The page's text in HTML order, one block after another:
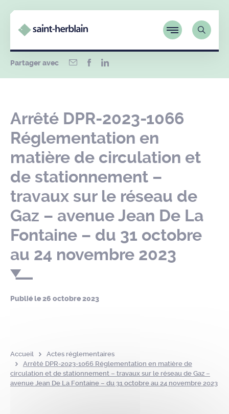
Partager avec
Arrêté DPR-2023-1066
Réglementation en
matière de circulation et
de stationnement –
travaux sur le réseau de
Gaz – avenue Jean De La
Fontaine – du 31 octobre
au 24 novembre 2023
Publié le26 octobre 2023
Accueil
Actes réglementaires
Arrêté DPR-2023-1066 Réglementation en matière de
circulation et de stationnement – travaux sur le réseau de Gaz –
avenue Jean De La Fontaine – du 31 octobre au 24 novembre 2023